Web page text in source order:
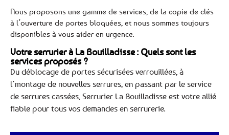
Nous proposons une gamme de services, de la copie de clés
à l’ouverture de portes bloquées, et nous sommes toujours
disponibles à vous aider en urgence.
Votre serrurier à La Bouilladisse : Quels sont les
services proposés ?
Du déblocage de portes sécurisées verrouillées, à
l’montage de nouvelles serrures, en passant par le service
de serrures cassées, Serrurier La Bouilladisse est votre allié
fiable pour tous vos demandes en serrurerie.